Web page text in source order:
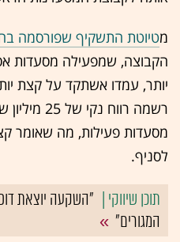
מטיוטת התשקיף שפורסמה
הקבוצה, שמפעילה מסעדות
רשמה רווח
לסניף.
"השקעה יוצאת
המגורים"